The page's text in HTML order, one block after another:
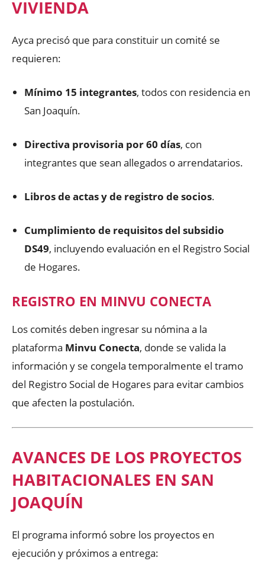
VIVIENDA
Ayca precisó que para constituir un comité se
requieren:
Mínimo 15 integrantes, todos con residencia en
San Joaquín.
Directiva provisoria por 60 días, con
integrantes que sean allegados o arrendatarios.
Libros de actas y de registro de socios.
Cumplimiento de requisitos del subsidio
DS49, incluyendo evaluación en el Registro Social
de Hogares.
REGISTRO EN MINVU CONECTA
Los comités deben ingresar su nómina a la
plataforma Minvu Conecta, donde se valida la
información y se congela temporalmente el tramo
del Registro Social de Hogares para evitar cambios
que afecten la postulación.
AVANCES DE LOS PROYECTOS
HABITACIONALES EN SAN
JOAQUÍN
El programa informó sobre los proyectos en
ejecución y próximos a entrega: